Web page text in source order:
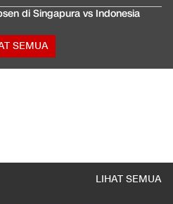
di Singapura vs Indonesia
SEMUA
LIHAT SEMUA